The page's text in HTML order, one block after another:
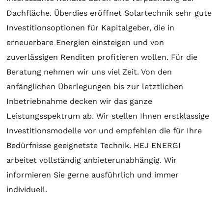
Dachfläche. Überdies eröffnet Solartechnik sehr gute
Investitionsoptionen für Kapitalgeber, die in
erneuerbare Energien einsteigen und von
zuverlässigen Renditen profitieren wollen. Für die
Beratung nehmen wir uns viel Zeit. Von den
anfänglichen Überlegungen bis zur letztlichen
Inbetriebnahme decken wir das ganze
Leistungsspektrum ab. Wir stellen Ihnen erstklassige
Investitionsmodelle vor und empfehlen die für Ihre
Bedürfnisse geeignetste Technik. HEJ ENERGI
arbeitet vollständig anbieterunabhängig. Wir
informieren Sie gerne ausführlich und immer
individuell.